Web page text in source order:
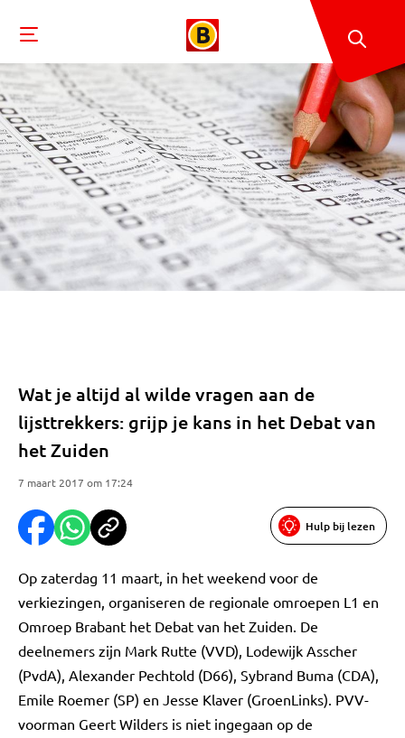
Wat je altijd al wilde vragen aan de
lijsttrekkers: grijp je kans in het Debat van
het Zuiden
7 maart 2017 om 17:24
Hulp bij lezen
Op zaterdag 11 maart, in het weekend voor de
verkiezingen, organiseren de regionale omroepen L1 en
Omroep Brabant het Debat van het Zuiden. De
deelnemers zijn Mark Rutte (VVD), Lodewijk Asscher
(PvdA), Alexander Pechtold (D66), Sybrand Buma (CDA),
Emile Roemer (SP) en Jesse Klaver (GroenLinks). PVV-
voorman Geert Wilders is niet ingegaan op de